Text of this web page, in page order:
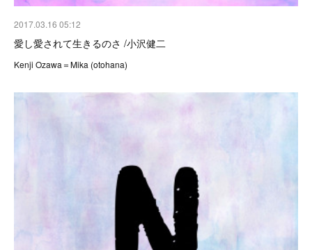
2017.03.16 05:12
愛し愛されて生きるのさ /小沢健二
Kenji Ozawa＝Mika (otohana)